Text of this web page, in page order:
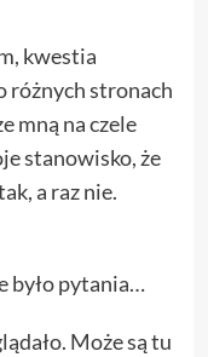
kwestia
różnych stronach
mną na czele
stanowisko, że
a raz nie.
było pytania…
Może są tu